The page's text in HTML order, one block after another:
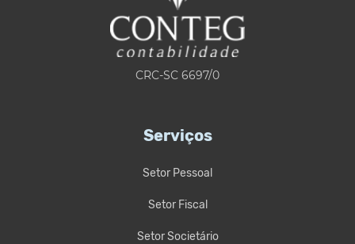
CRC-SC 6697/0
Serviços
Setor Pessoal
Setor Fiscal
Setor Societário